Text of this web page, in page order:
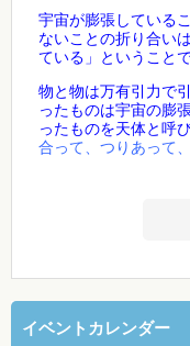
宇宙が膨張している
ないことの折り合い
ている」ということ
物と物は万有引力で
ったものは宇宙の膨
ったものを天体と呼び
合って、つりあって
イベントカレンダー